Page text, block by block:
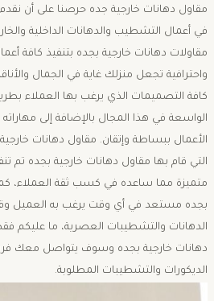
مقاول دهانات خارجية جده حرصنا على أن
في أعمال التشطيب والدهانات الداخلية
مقاولات دهانات خارجية بجده بتنفيذ كافة
واحترافية تجعل منزلك غاية في الجمال
كافة التصميمات الذي يرغب بها العملاء
الواسعة في هذا المجال بالإضافة إلى
الأعمال ببساطة وإتقان. مقاول دهانات
التي قام بها مقاول دهانات خارجية بجده تم
متميزة مما ساعده في كسب ثقة العملاء،
بجده مستعد في أي وقت يرغب به العميل
الدهانات والتشطيبات العصرية، ما
دهانات خارجية بجده وسوف يتواصل معك
الديكورات والتشطيبات المطلوبة.